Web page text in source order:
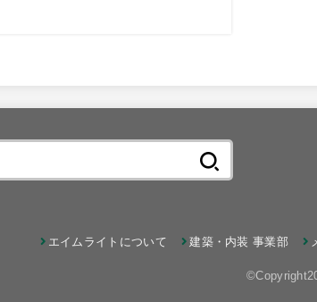
索:
エイムライトについて 建築・内装 事業部